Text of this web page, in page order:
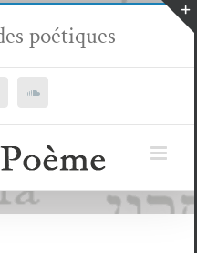
poétiques
SoundCloud